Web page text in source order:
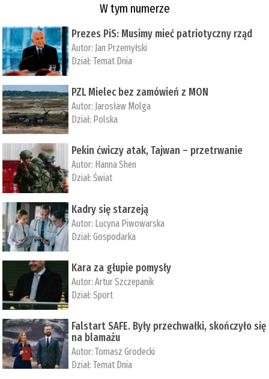
W tym numerze
Prezes PiS: Musimy mieć patriotyczny rząd
Autor: Jan Przemyłski
Dział:Temat Dnia
PZL Mielec bez zamówień z MON
Autor: Jarosław Molga
Dział: Polska
Pekin ćwiczy atak, Tajwan – przetrwanie
Autor: ­Hanna Shen
Dział:Świat
Kadry się starzeją
Autor: Lucyna Piwowarska
Dział:Gospodarka
Kara za głupie pomysły
Autor:Artur Szczepanik
Dział:Sport
Falstart SAFE. Były przechwałki, skończyło się
na blamażu
Autor:Tomasz Grodecki
Dział:Temat Dnia